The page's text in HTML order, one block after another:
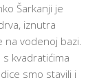
Šarkanji je
iznutra
vodenoj bazi.
kvadratićima
smo stavili i